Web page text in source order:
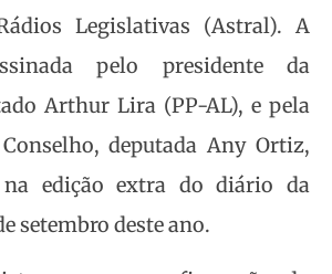
Legislativas (Astral). A
pelo presidente da
Arthur Lira (PP-AL), e pela
deputada Any Ortiz,
edição extra do diário da
setembro deste ano.